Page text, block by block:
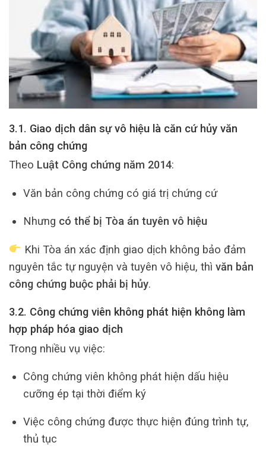
3.1. Giao dịch dân sự vô hiệu là căn cứ hủy văn
bản công chứng
Theo Luật Công chứng năm 2014:
Văn bản công chứng có giá trị chứng cứ
Nhưng có thể bị Tòa án tuyên vô hiệu
Khi Tòa án xác định giao dịch không bảo đảm
nguyên tắc tự nguyện và tuyên vô hiệu, thì văn bản
công chứng buộc phải bị hủy.
3.2. Công chứng viên không phát hiện không làm
hợp pháp hóa giao dịch
Trong nhiều vụ việc:
Công chứng viên không phát hiện dấu hiệu
cưỡng ép tại thời điểm ký
Việc công chứng được thực hiện đúng trình tự,
thủ tục